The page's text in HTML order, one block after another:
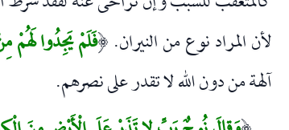
لأن المراد نوع من النيران. (فَلَمْ يَجِدُوا لَهُمْ
آلهة من دون الله لا تقدر على نصرهم.